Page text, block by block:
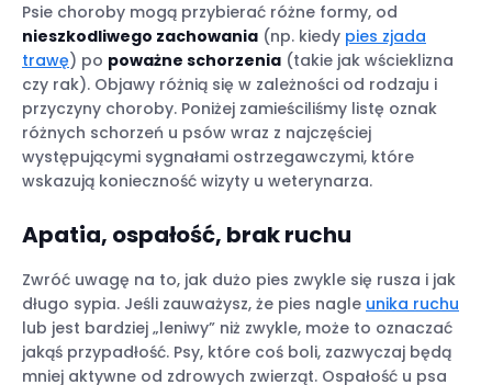
Psie choroby mogą przybierać różne formy, od
nieszkodliwego zachowania (np. kiedy pies zjada
trawę) po poważne schorzenia (takie jak wścieklizna
czy rak). Objawy różnią się w zależności od rodzaju i
przyczyny choroby. Poniżej zamieściliśmy listę oznak
różnych schorzeń u psów wraz z najczęściej
występującymi sygnałami ostrzegawczymi, które
wskazują konieczność wizyty u weterynarza.
Apatia, ospałość, brak ruchu
Zwróć uwagę na to, jak dużo pies zwykle się rusza i jak
długo sypia. Jeśli zauważysz, że pies nagle unika ruchu
lub jest bardziej „leniwy” niż zwykle, może to oznaczać
jakąś przypadłość. Psy, które coś boli, zazwyczaj będą
mniej aktywne od zdrowych zwierząt. Ospałość u psa